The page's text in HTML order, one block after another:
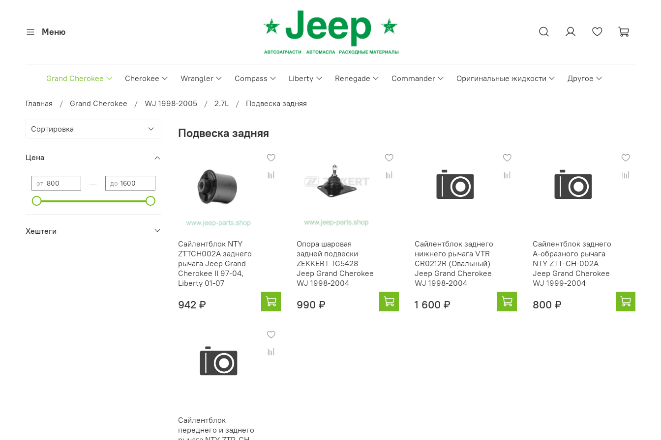
Меню
Grand Cherokee Cherokee Wrangler Compass Liberty Renegade Commander Оригинальные жидкости Другое
Главная Grand Cherokee WJ 1998-2005 2.7L Подвеска задняя
Подвеска задняя
Сайлентблок NTY
ZTTCH002A заднего
рычага Jeep Grand
Cherokee II 97-04,
Liberty 01-07
942 ₽
Опора шаровая
задней подвески
ZEKKERT TG5428
Jeep Grand Cherokee
WJ 1998-2004
990 ₽
Сайлентблок заднего
нижнего рычага VTR
CR0212R (Овальный)
Jeep Grand Cherokee
WJ 1998-2004
1 600 ₽
Сайлентблок заднего
А-образного рычага
NTY ZTT-CH-002A
Jeep Grand Cherokee
WJ 1999-2004
800 ₽
Сайлентблок
переднего и заднего
Цена
от до
Хештеги